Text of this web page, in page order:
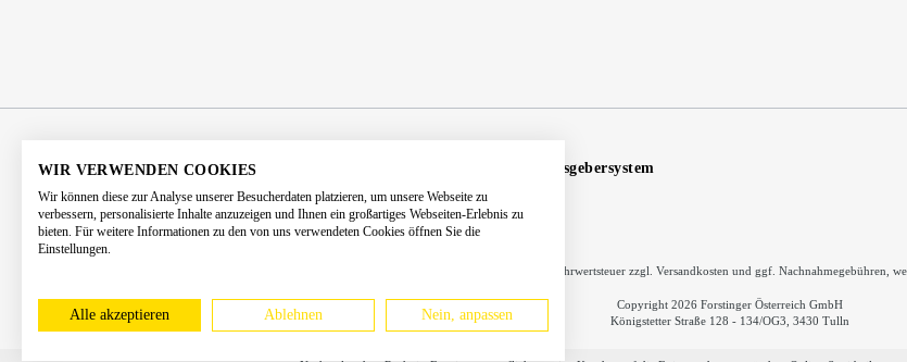
AGB Impressum
Hinweisgebersystem
Barrierefreiheitserklärung
Kontakt
* Alle Preise inkl. gesetzl. Mehrwertsteuer zzgl. Versandkosten und ggf. Nachnahmegebühren,
Copyright 2026 Forstinger Österreich GmbH
Königstetter Straße 128 - 134/OG3, 3430 Tulln
WIR VERWENDEN COOKIES
Wir können diese zur Analyse unserer Besucherdaten platzieren, um unsere Webseite zu
verbessern, personalisierte Inhalte anzuzeigen und Ihnen ein großartiges Webseiten-Erlebnis zu
bieten. Für weitere Informationen zu den von uns verwendeten Cookies öffnen Sie die
Einstellungen.
Alle akzeptieren Ablehnen Nein, anpassen